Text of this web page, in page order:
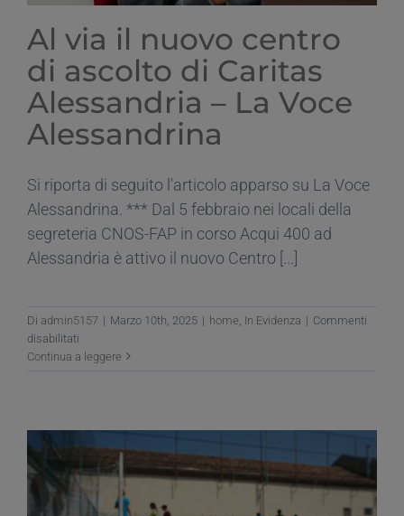
Al via il nuovo centro
di ascolto di Caritas
Alessandria – La Voce
Alessandrina
Si riporta di seguito l'articolo apparso su La Voce
Alessandrina. *** Dal 5 febbraio nei locali della
segreteria CNOS-FAP in corso Acqui 400 ad
Alessandria è attivo il nuovo Centro [...]
Di admin5157 | Marzo 10th, 2025 | home In Evidenza | Commenti
disabilitati
Al
centro
di
ascolto
Caritas
Continua a leggere